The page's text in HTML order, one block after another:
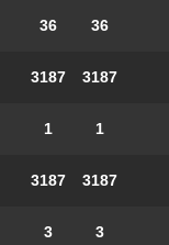
36
36
3187
3187
1
1
3187
3187
3
3